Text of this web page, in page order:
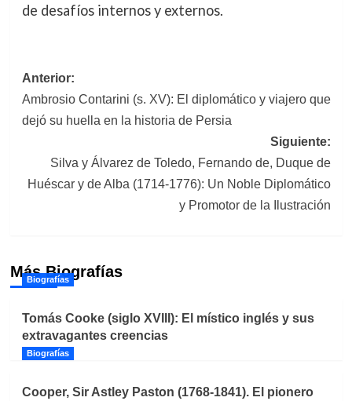
de desafíos internos y externos.
Navegación
de
entradas
Anterior:
Ambrosio Contarini (s. XV): El diplomático y viajero que
dejó su huella en la historia de Persia
Siguiente:
Silva y Álvarez de Toledo, Fernando de, Duque de
Huéscar y de Alba (1714-1776): Un Noble Diplomático
y Promotor de la Ilustración
Más Biografías
Biografías
Tomás Cooke (siglo XVIII): El místico inglés y sus
extravagantes creencias
Biografías
Cooper, Sir Astley Paston (1768-1841). El pionero